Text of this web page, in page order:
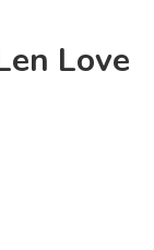
Love